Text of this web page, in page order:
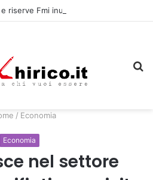
/ Economia
Economia
nel settore